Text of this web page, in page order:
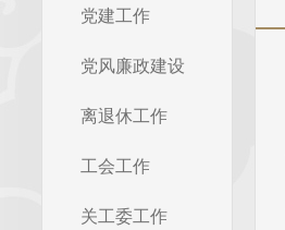
党建工作
党风廉政建设
离退休工作
工会工作
关工委工作